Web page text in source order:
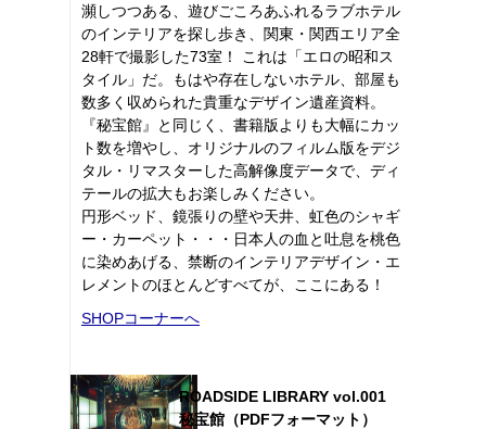
瀕しつつある、遊びごころあふれるラブホテル
のインテリアを探し歩き、関東・関西エリア全
28軒で撮影した73室！ これは「エロの昭和ス
タイル」だ。もはや存在しないホテル、部屋も
数多く収められた貴重なデザイン遺産資料。
『秘宝館』と同じく、書籍版よりも大幅にカッ
ト数を増やし、オリジナルのフィルム版をデジ
タル・リマスターした高解像度データで、ディ
テールの拡大もお楽しみください。
円形ベッド、鏡張りの壁や天井、虹色のシャギ
ー・カーペット・・・日本人の血と吐息を桃色
に染めあげる、禁断のインテリアデザイン・エ
レメントのほとんどすべてが、ここにある！
SHOPコーナーへ
ROADSIDE LIBRARY vol.001
秘宝館（PDFフォーマット）